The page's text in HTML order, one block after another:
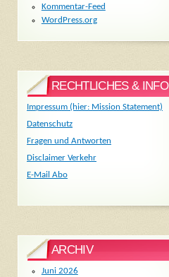
Kommentar-Feed
WordPress.org
RECHTLICHES & INFO
Impressum (hier: Mission Statement)
Datenschutz
Fragen und Antworten
Disclaimer Verkehr
E-Mail Abo
ARCHIV
Juni 2026